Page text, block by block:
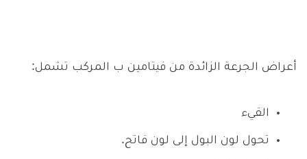
أعراض الجرعة الزائدة من فيتامين ب المركب تشمل:
القيء
تحول لون البول إلى لون فاتح.